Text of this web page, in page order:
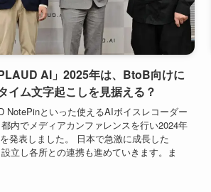
AI」2025年は、BtoB向けに
イム文字起こしを見据える？
NotePinといった使えるAIボイスレコーダー
内でメディアカンファレンスを行い2024年
発表しました。 日本で急激に成長した
立し各所との連携も進めていきます。ま